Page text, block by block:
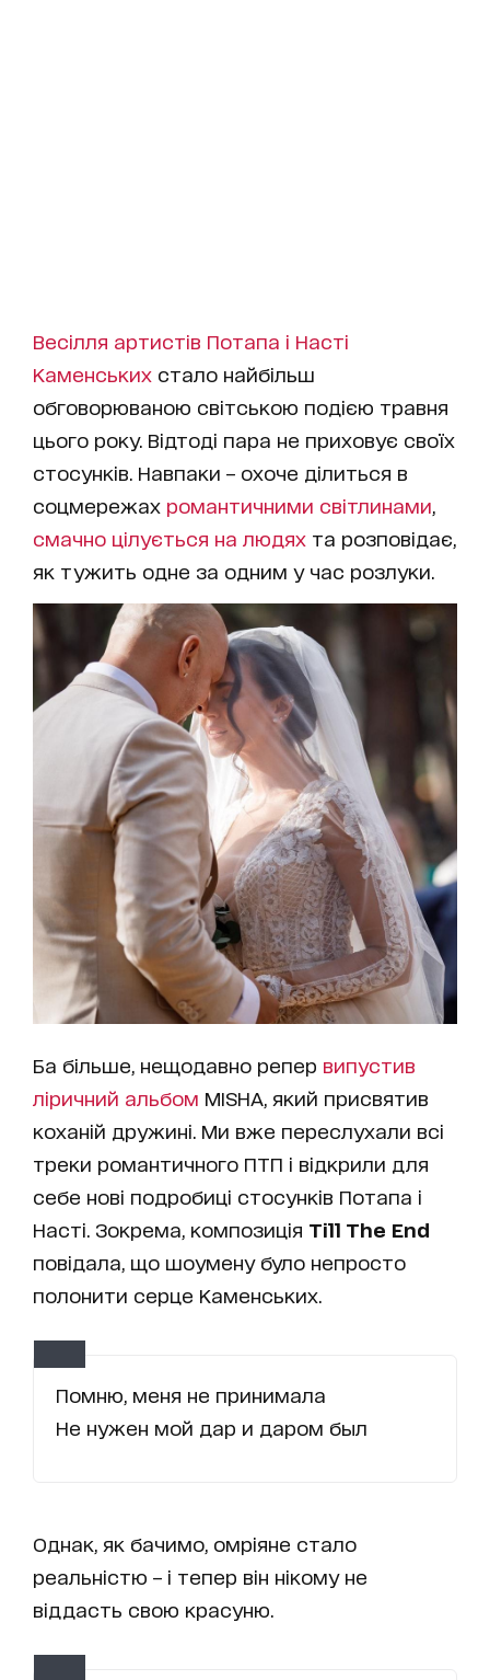
Весілля артистів Потапа і Насті
Каменських стало найбільш
обговорюваною світською подією травня
цього року. Відтоді пара не приховує своїх
стосунків. Навпаки – охоче ділиться в
соцмережах романтичними світлинами
смачно цілується на людях та розповідає,
як тужить одне за одним у час розлуки.
Ба більше, нещодавно репер випустив
ліричний альбом MISHA, який присвятив
коханій дружині. Ми вже переслухали всі
треки романтичного ПТП і відкрили для
себе нові подробиці стосунків Потапа і
Насті. Зокрема, композиція Till The End
повідала, що шоумену було непросто
полонити серце Каменських.
Помню, меня не принимала
Не нужен мой дар и даром был
Однак, як бачимо, омріяне стало
реальністю – і тепер він нікому не
віддасть свою красуню.